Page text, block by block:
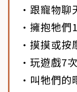
•跟寵物聊
•擁抱牠們
•摸摸或按
•玩遊戲7次
•叫牠們的